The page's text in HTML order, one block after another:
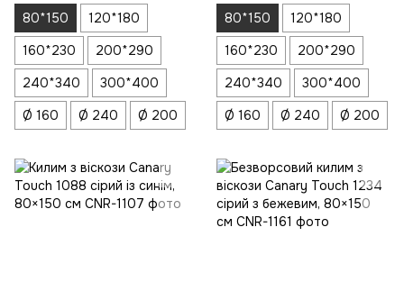
80*150
120*180
160*230
200*290
240*340
300*400
Ø 160
Ø 240 Ø 200
80*150
120*180
160*230
200*290
240*340
300*400
Ø 160
Ø 240 Ø 200